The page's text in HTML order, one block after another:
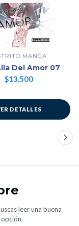
MANGA
Del Amor 07
$13.500
DETALLES
leer una buena